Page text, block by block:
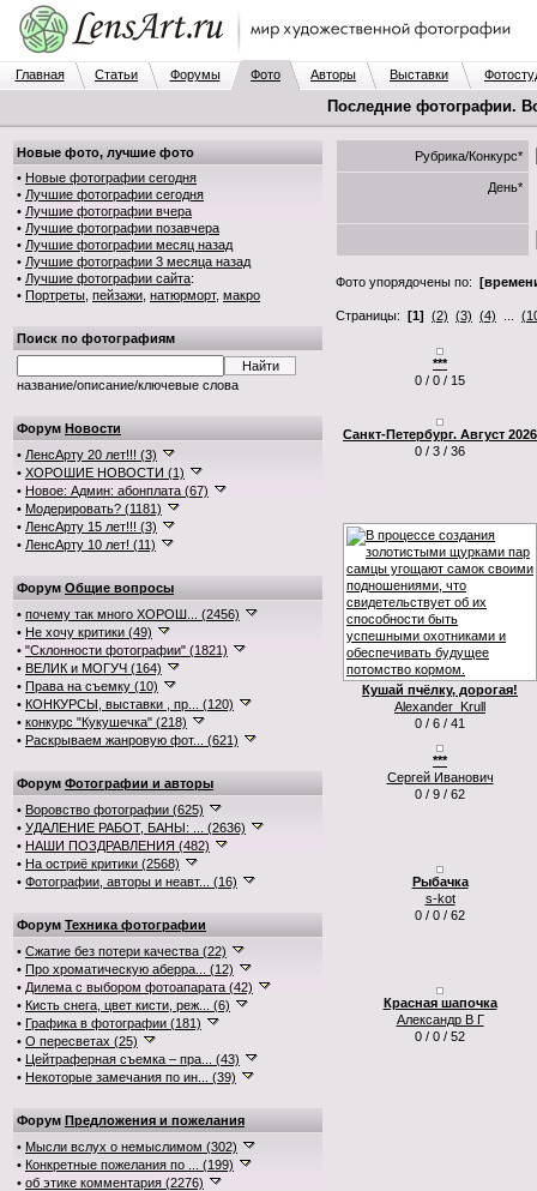
Главная Статьи Форумы Фото Авторы Выставки
Последние фотографии.
Новые фото, лучшие фото
• Новые фотографии сегодня
• Лучшие фотографии сегодня
• Лучшие фотографии вчера
• Лучшие фотографии позавчера
• Лучшие фотографии месяц назад
• Лучшие фотографии 3 месяца назад
• Лучшие фотографии сайта:
• Портреты пейзажи натюрморт, макро
Поиск по фотографиям
название/описание/ключевые слова
Форум Новости
• ЛенсАрту 20 лет!!! (3)
• ХОРОШИЕ НОВОСТИ (1)
• Новое: Админ: абонплата (67)
• Модерировать? (1181)
• ЛенсАрту 15 лет!!! (3)
• ЛенсАрту 10 лет! (11)
Форум Общие вопросы
• почему так много ХОРОШ... (2456)
• Не хочу критики (49)
• "Склонности фотографии" (1821)
• ВЕЛИК и МОГУЧ (164)
• Права на съемку (10)
• КОНКУРСЫ, выставки , пр... (120)
• конкурс "Кукушечка" (218)
• Раскрываем жанровую фот... (621)
Форум Фотографии и авторы
• Воровство фотографии (625)
• УДАЛЕНИЕ РАБОТ, БАНЫ: ... (2636)
• НАШИ ПОЗДРАВЛЕНИЯ (482)
• На остриё критики (2568)
• Фотографии, авторы и неавт... (16)
Форум Техника фотографии
• Сжатие без потери качества (22)
• Про хроматическую аберра... (12)
• Дилема с выбором фотоапарата (42)
• Кисть снега, цвет кисти, реж... (6)
• Графика в фотографии (181)
• О пересветах (25)
• Цейтраферная съемка – пра... (43)
• Некоторые замечания по ин... (39)
Форум Предложения и пожелания
• Мысли вслух о немыслимом (302)
• Конкретные пожелания по ... (199)
• об этике комментария (2276)
Рубрика/Конкурс*
День*
Фото упорядочены по:
Страницы: [1] (2) (3) (4)
***
0 / 0 / 15
Санкт-Петербург. Август 2026
0 / 3 / 36
Кушай пчёлку, дорогая!
Alexander_Krull
0 / 6 / 41
***
Сергей Иванович
0 / 9 / 62
Рыбачка
s-kot
0 / 0 / 62
Красная шапочка
Александр В Г
0 / 0 / 52